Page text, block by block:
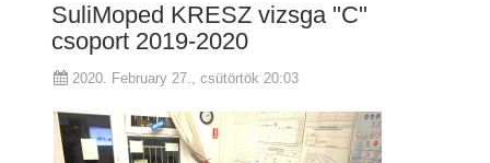
SuliMoped KRESZ vizsga "C"
csoport 2019-2020
2020. February 27., csütörtök 20:03